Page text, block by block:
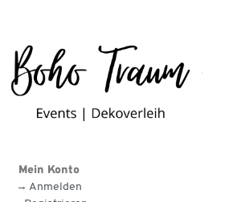
Mein Konto
→ Anmelden